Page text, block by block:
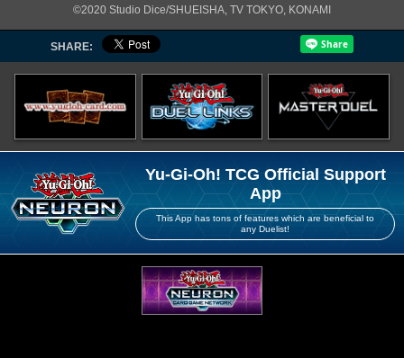
©2020 Studio Dice/SHUEISHA, TV TOKYO, KONAMI
SHARE:
Yu-Gi-Oh! TCG Official Support
App
This App has tons of features which are beneficial to
any Duelist!